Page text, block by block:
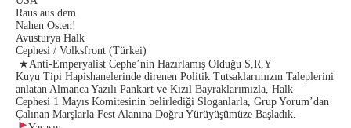
Raus aus dem
Nahen Osten!
Avusturya Halk
Cephesi / Volksfront (Türkei)
★Anti-Emperyalist Cephe’nin Hazırlamış Olduğu S,R,Y
Kuyu Tipi Hapishanelerinde direnen Politik Tutsaklarımızın Taleplerini
anlatan Almanca Yazılı Pankart ve Kızıl Bayraklarımızla, Halk
Cephesi 1 Mayıs Komitesinin belirlediği Sloganlarla, Grup Yorum’dan
Çalınan Marşlarla Fest Alanına Doğru Yürüyüşümüze Başladık.